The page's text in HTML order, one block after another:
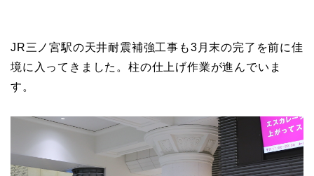
JR三ノ宮駅の天井耐震補強工事も3月末の完了を前に佳
境に入ってきました。柱の仕上げ作業が進んでいま
す。